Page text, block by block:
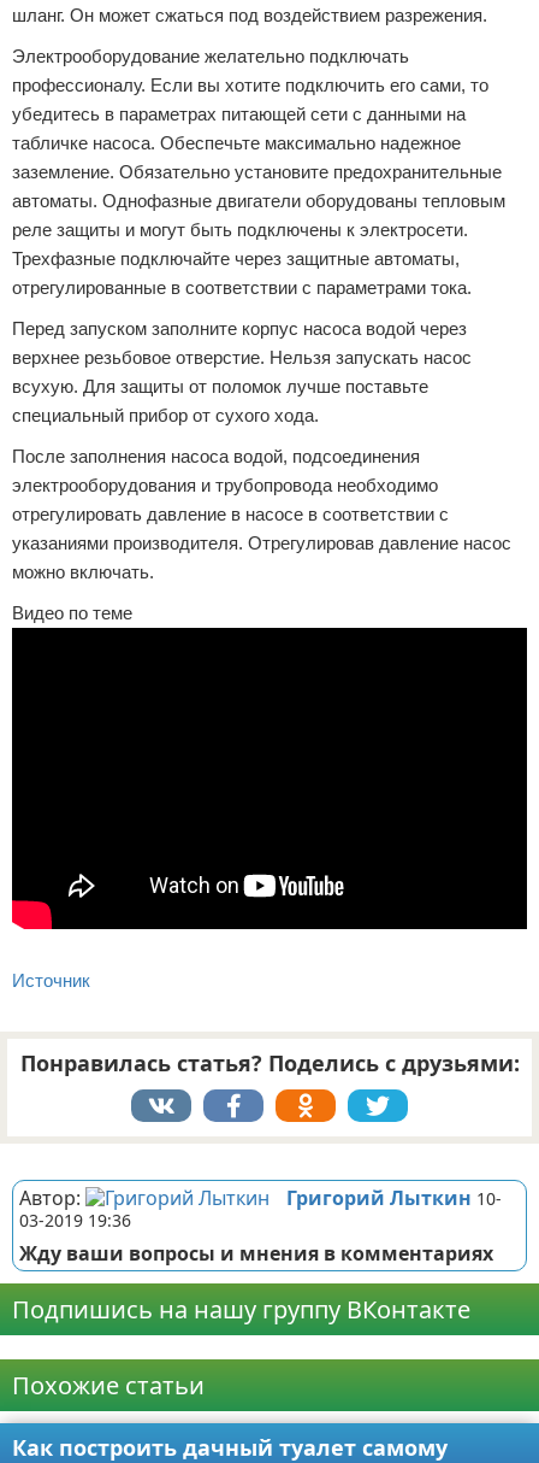
шланг. Он может сжаться под воздействием разрежения.
Электрооборудование желательно подключать
профессионалу. Если вы хотите подключить его сами, то
убедитесь в параметрах питающей сети с данными на
табличке насоса. Обеспечьте максимально надежное
заземление. Обязательно установите предохранительные
автоматы. Однофазные двигатели оборудованы тепловым
реле защиты и могут быть подключены к электросети.
Трехфазные подключайте через защитные автоматы,
отрегулированные в соответствии с параметрами тока.
Перед запуском заполните корпус насоса водой через
верхнее резьбовое отверстие. Нельзя запускать насос
всухую. Для защиты от поломок лучше поставьте
специальный прибор от сухого хода.
После заполнения насоса водой, подсоединения
электрооборудования и трубопровода необходимо
отрегулировать давление в насосе в соответствии с
указаниями производителя. Отрегулировав давление насос
можно включать.
Видео по теме
Источник
Понравилась статья? Поделись с друзьями:
Автор: Григорий Лыткин 10-
03-2019 19:36
Жду ваши вопросы и мнения в комментариях
Подпишись на нашу группу ВКонтакте
Похожие статьи
Как построить дачный туалет самому